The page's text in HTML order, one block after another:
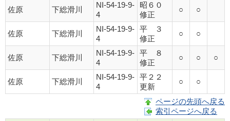
佐原 下総滑川
NI-54-19-9-
4
昭６０
修正
○ ○
佐原 下総滑川
NI-54-19-9-
4
平 ３
修正
○ ○
佐原 下総滑川
NI-54-19-9-
4
平 ８
修正
○ ○ ○
佐原 下総滑川
NI-54-19-9-
4
平２２
更新
○ ○
ページの先頭へ戻る
索引ページへ戻る